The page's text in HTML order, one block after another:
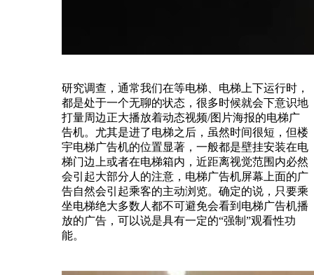
研究调查，通常我们在等电梯、电梯上下运行时，
都是处于一个无聊的状态，很多时候就会下意识地
打量周边正大播放着动态视频/图片海报的电梯广
告机。尤其是进了电梯之后，虽然时间很短，但楼
宇电梯广告机的位置显著，一般都是壁挂安装在电
梯门边上或者在电梯箱内，近距离视觉范围内必然
会引起大部分人的注意，电梯广告机屏幕上面的广
告自然会引起乘客的主动浏览。确定的说，只要乘
坐电梯绝大多数人都不可避免会看到电梯广告机播
放的广告，可以说是具有一定的“强制”观看性功
能。